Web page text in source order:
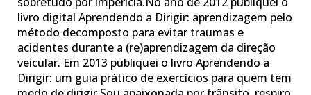
livro digital Aprendendo a Dirigir: aprendizagem pelo
método decomposto para evitar traumas e
acidentes durante a (re)aprendizagem da direção
veicular. Em 2013 publiquei o livro Aprendendo a
Dirigir: um guia prático de exercícios para quem tem